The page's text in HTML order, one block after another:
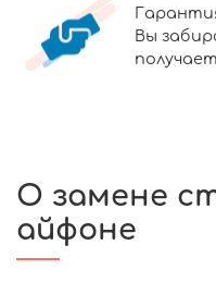
Вы
О замене
айфоне